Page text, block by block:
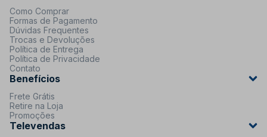
Como Comprar
Formas de Pagamento
Dúvidas Frequentes
Trocas e Devoluções
Política de Entrega
Política de Privacidade
Contato
Benefícios
Frete Grátis
Retire na Loja
Promoções
Televendas